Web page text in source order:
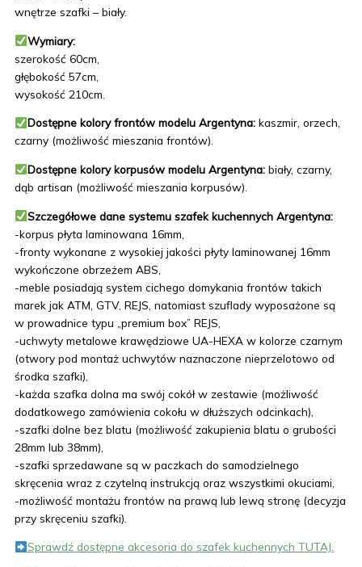
wnętrze szafki – biały.
Wymiary:
szerokość 60cm,
głębokość 57cm,
wysokość 210cm.
Dostępne kolory frontów modelu Argentyna:kaszmir, orzech,
czarny (możliwość mieszania frontów).
Dostępne kolory korpusów modelu Argentyna:biały, czarny,
dąb artisan (możliwość mieszania korpusów).
Szczegółowe dane systemu szafek kuchennych Argentyna:
-korpus płyta laminowana 16mm,
-fronty wykonane z wysokiej jakości płyty laminowanej 16mm
wykończone obrzeżem ABS,
-meble posiadają system cichego domykania frontów takich
marek jak ATM, GTV, REJS, natomiast szuflady wyposażone są
w prowadnice typu „premium box” REJS,
-uchwyty metalowe krawędziowe UA-HEXA w kolorze czarnym
(otwory pod montaż uchwytów naznaczone nieprzelotowo od
środka szafki),
-każda szafka dolna ma swój cokół w zestawie (możliwość
dodatkowego zamówienia cokołu w dłuższych odcinkach),
-szafki dolne bez blatu (możliwość zakupienia blatu o grubości
28mm lub 38mm),
-szafki sprzedawane są w paczkach do samodzielnego
skręcenia wraz z czytelną instrukcją oraz wszystkimi okuciami,
-możliwość montażu frontów na prawą lub lewą stronę (decyzja
przy skręceniu szafki).
Sprawdź dostępne akcesoria do szafek kuchennych TUTAJ.